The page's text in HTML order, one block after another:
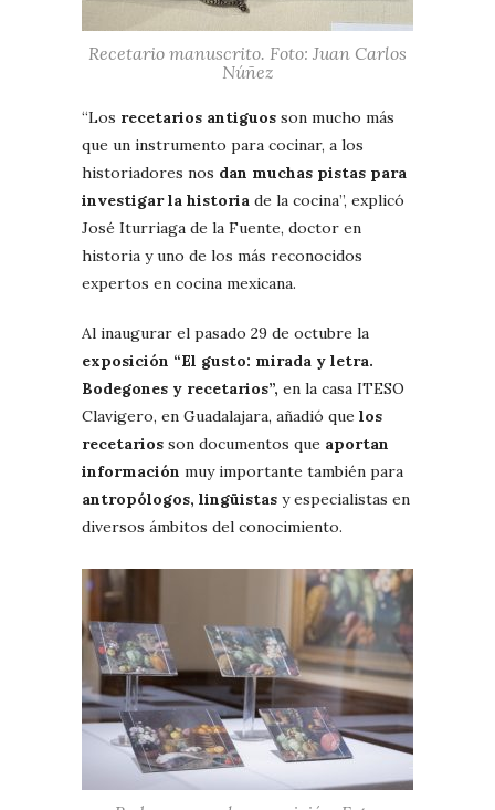
Recetario manuscrito. Foto: Juan Carlos
Núñez
“Los recetarios antiguos son mucho más
que un instrumento para cocinar, a los
historiadores nos dan muchas pistas para
investigar la historia de la cocina”, explicó
José Iturriaga de la Fuente, doctor en
historia y uno de los más reconocidos
expertos en cocina mexicana.
Al inaugurar el pasado 29 de octubre la
exposición “El gusto: mirada y letra.
Bodegones y recetarios”, en la casa ITESO
Clavigero, en Guadalajara, añadió que los
recetarios son documentos que aportan
información muy importante también para
antropólogos, lingüistas y especialistas en
diversos ámbitos del conocimiento.